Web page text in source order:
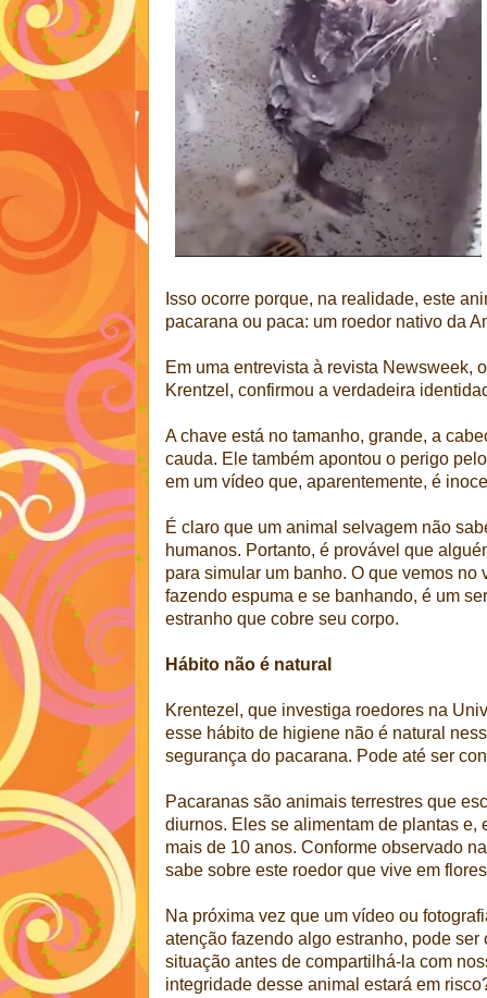
Isso ocorre porque, na realidade, este
pacarana ou paca: um roedor nativo da
Em uma entrevista à revista Newsweek,
Krentzel, confirmou a verdadeira
A chave está no tamanho, grande, a
cauda. Ele também apontou o perigo
em um vídeo que, aparentemente, é
É claro que um animal selvagem não
humanos. Portanto, é provável que
para simular um banho. O que vemos
fazendo espuma e se banhando, é um
estranho que cobre seu corpo.
Hábito não é natural
Krentezel, que investiga roedores na
esse hábito de higiene não é natural
segurança do pacarana. Pode até ser
Pacaranas são animais terrestres que
diurnos. Eles se alimentam de plantas e,
mais de 10 anos. Conforme observado
sabe sobre este roedor que vive em
Na próxima vez que um vídeo ou
atenção fazendo algo estranho, pode
situação antes de compartilhá-la com
integridade desse animal estará em